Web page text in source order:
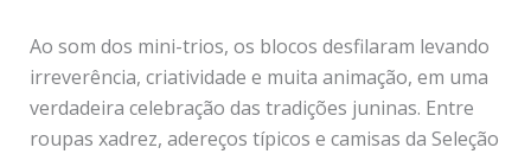
Ao som dos mini-trios, os blocos desfilaram levando
irreverência, criatividade e muita animação, em uma
verdadeira celebração das tradições juninas. Entre
roupas xadrez, adereços típicos e camisas da Seleção